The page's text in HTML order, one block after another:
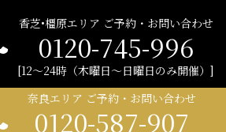
奈良エリア ご予約・お問い合わせ
0120-587-907
香芝•橿原エリア ご予約・お問い合わせ
0120-745-996
12〜24時（木曜日〜日曜日のみ開催）
民間広告支援機構 © 2021